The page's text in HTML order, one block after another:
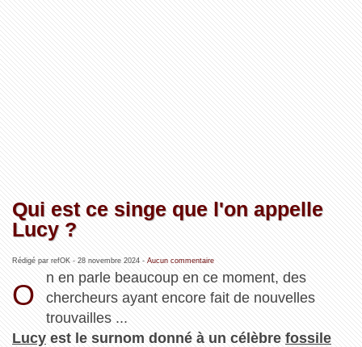
Qui est ce singe que l'on appelle
Lucy ?
Rédigé par refOK - 28 novembre 2024- Aucun commentaire
O
n en parle beaucoup en ce moment, des
chercheurs ayant encore fait de nouvelles
trouvailles ...
Lucyest le surnom donné à un célèbre fossile